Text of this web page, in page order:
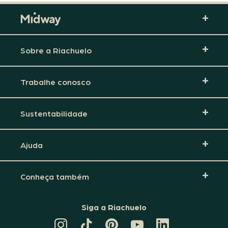
Sobre a Riachuelo
Trabalhe conosco
Sustentabilidade
Ajuda
Conheça também
Siga a Riachuelo
CANAL